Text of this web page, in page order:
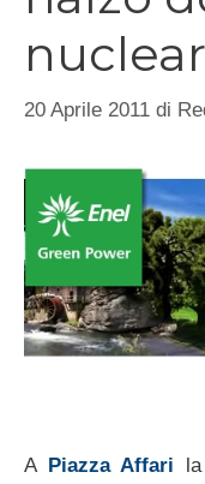
20 Aprile 2011 di
A Piazza Affari la